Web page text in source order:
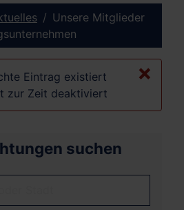
Unsere Mitglieder
×
Eintrag existiert
zur Zeit deaktiviert
suchen